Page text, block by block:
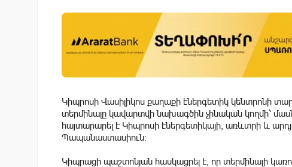
Կիպրոսի Վասիլիկոս քաղաքի էներգետիկ կենտրոնի
տերմինալը կավարտվի նախագծին չինական կողմի՝
հայտարարել է Կիպրոսի էներգետիկայի, առևտրի և
Պապանաստասիուն:
Կիպրացի պաշտոնյան հասկացրել է, որ տերմինալի